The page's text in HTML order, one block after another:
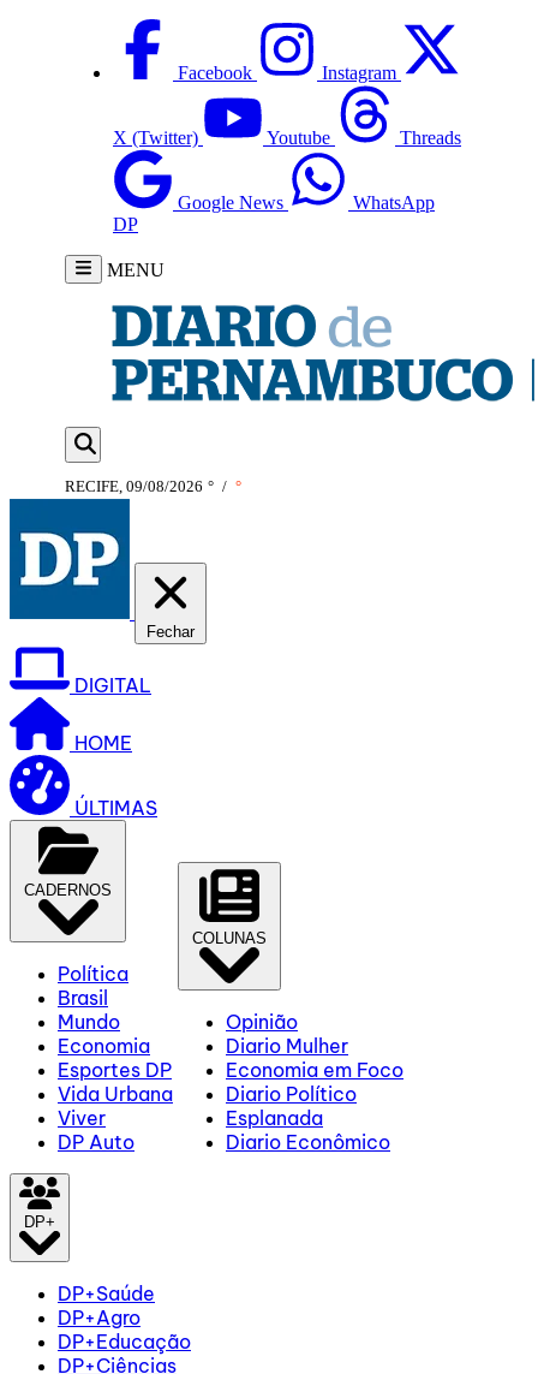
Facebook Instagram
X (Twitter) Youtube Threads
Google News
WhatsApp
DP
MENU
RECIFE, 09/08/2026 ° / °
Fechar
DIGITAL
HOME
ÚLTIMAS
CADERNOS
Política
Brasil
Mundo
Economia
Esportes DP
Vida Urbana
Viver
DP Auto
COLUNAS
Opinião
Diario Mulher
Economia em Foco
Diario Político
Esplanada
Diario Econômico
DP+
DP+Saúde
DP+Agro
DP+Educação
DP+Ciências